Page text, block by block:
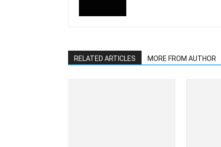
RELATED ARTICLES MORE FROM AUTHOR